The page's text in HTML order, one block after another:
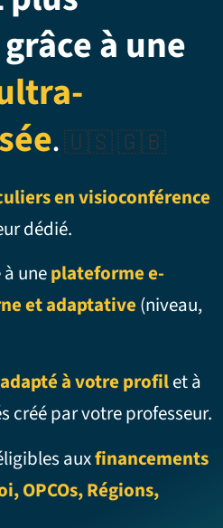
à une
.🇺🇸 🇬🇧
en visioconférence
dédié.
uneplateforme e-
et adaptative (niveau,
à votre profilet à
créé par votre professeur.
auxfinancements
OPCOs, Régions,